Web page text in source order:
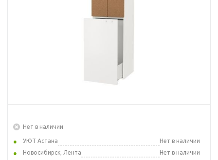
Нет в наличии
УЮТ Астана
Нет в наличии
Новосибирск, Лента
Нет в наличии